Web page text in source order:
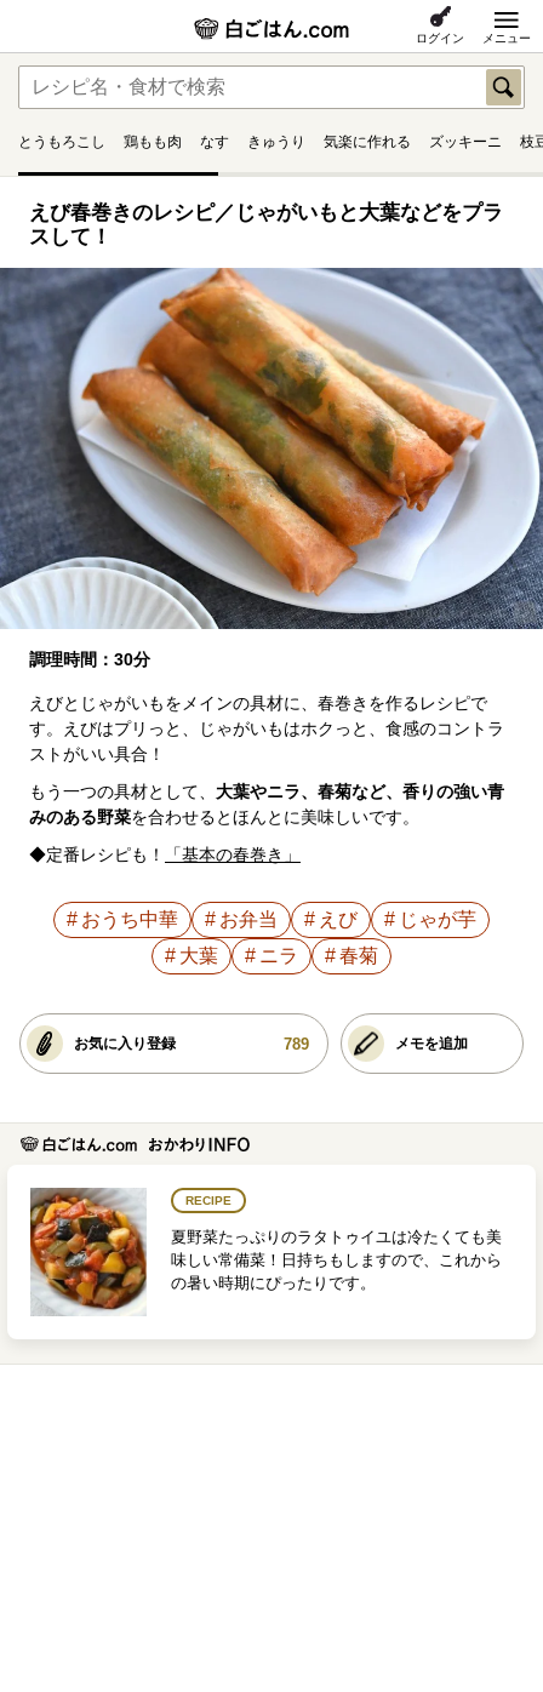
ログイン メニュー
とうもろこし 鶏もも肉 なす きゅうり 気楽に作れる ズッキーニ 枝
えび春巻きのレシピ／じゃがいもと大葉などをプラ
スして！
調理時間：30分
えびとじゃがいもをメインの具材に、春巻きを作るレシピで
す。えびはプリっと、じゃがいもはホクっと、食感のコントラ
ストがいい具合！
もう一つの具材として、 大葉やニラ、春菊など、香りの強い青
みのある野菜を合わせるとほんとに美味しいです。
◆定番レシピも！
「基本の春巻き」
おうち中華 お弁当 えび
じゃが芋
大葉
ニラ 春菊
お気に入り登録 789 メモを追加
RECIPE
夏野菜たっぷりのラタトゥイユは冷たくても美
味しい常備菜！日持ちもしますので、これから
の暑い時期にぴったりです。